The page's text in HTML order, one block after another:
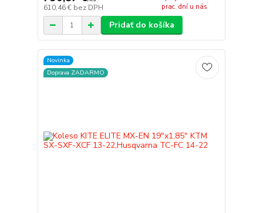
610,46 € bez DPH
prac. dní u nás
Pridať do košíka
Novinka
Doprava ZADARMO